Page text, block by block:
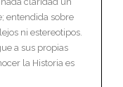
entendida sobre
ni estereotipos.
a sus propias
la Historia es